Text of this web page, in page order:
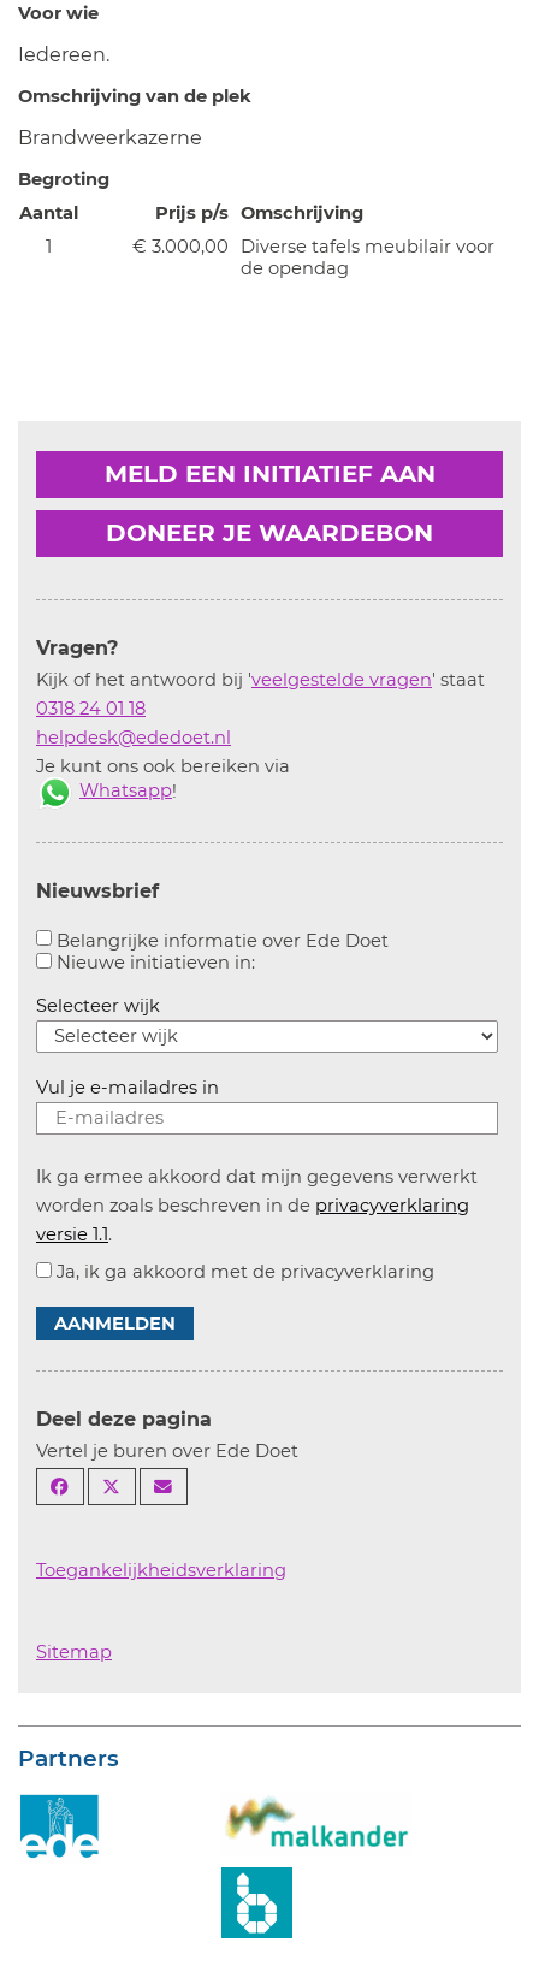
Voor wie
Iedereen.
Omschrijving van de plek
Brandweerkazerne
Begroting
Aantal
Prijs p/s Omschrijving
1
€ 3.000,00
Diverse tafels meubilair voor
de opendag
MELD EEN INITIATIEF AAN
DONEER JE WAARDEBON
Vragen?
Kijk of het antwoord bij 'veelgestelde vragen' staat
0318 24 01 18
helpdesk@ededoet.nl
Je kunt ons ook bereiken via
Whatsapp!
Nieuwsbrief
Belangrijke informatie over Ede Doet
Nieuwe initiatieven in:Aanvinken om informatie over
Selecteer wijk
Vul je e-mailadres in
Ik ga ermee akkoord dat mijn gegevens verwerkt
worden zoals beschreven in de privacyverklaring
versie 1.1.
Ja, ik ga akkoord met de privacyverklaring
AANMELDEN
Deel deze pagina
Vertel je buren over Ede Doet
Toegankelijkheidsverklaring
Sitemap
Partners